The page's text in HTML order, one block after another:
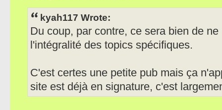
kyah117 Wrote:
Du coup, par contre, ce sera bien de
l'intégralité des topics spécifiques.
C'est certes une petite pub mais ça
site est déjà en signature, c'est